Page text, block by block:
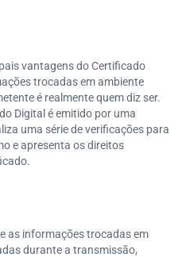
vantagens do Certificado
trocadas em ambiente
é realmente quem diz ser.
Digital é emitido por uma
uma série de verificações para
e apresenta os direitos
as informações trocadas em
durante a transmissão,